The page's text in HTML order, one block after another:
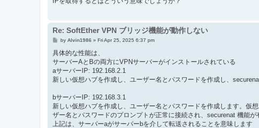
Re: SoftEther VPN ブリッジ機能が動作しない
P
s
by Alvin1986 » Fri Apr 25, 2025 6:37 pm
具体的な性能は、
サーバーAとBの両方にVPNサーバーがインストールされている
aサーバーIP: 192.168.2.1
新しい仮想ハブを作成し、ユーザー名とパスワードを作成し、
bサーバーIP: 192.168.3.1
新しい仮想ハブを作成し、ユーザー名とパスワードを作成します。仮
ザー名とパスワードのプロンプトが正常に接続され、securenat 機能が
上記は、サーバーaがサーバーbを介して転送されることを意味します